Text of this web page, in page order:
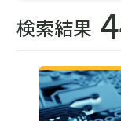
検索結果